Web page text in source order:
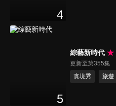
4
5
綜藝新時代
更新至第355集
實境秀
旅遊